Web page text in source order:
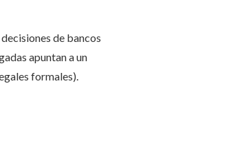
de bancos
apuntan a un
formales).